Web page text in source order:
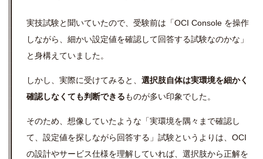
実技試験と聞いていたので、受験前は「OCI Console を操作
しながら、細かい設定値を確認して回答する試験なのかな」
と身構えていました。
しかし、実際に受けてみると、 選択肢自体は実環境を細かく
確認しなくても判断できるものが多い印象でした。
そのため、想像していたような「実環境を隅々まで確認し
て、設定値を探しながら回答する」試験というよりは、OCI
の設計やサービス仕様を理解していれば、選択肢から正解を